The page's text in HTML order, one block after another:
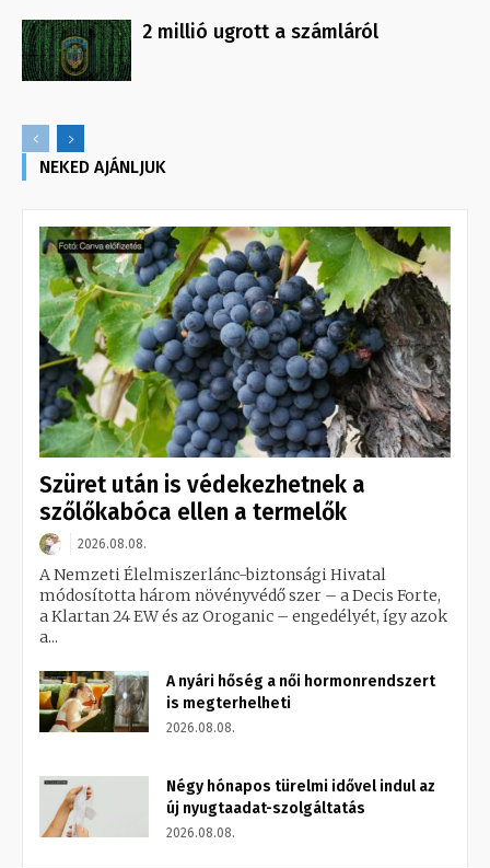
2 millió ugrott a számláról
NEKED AJÁNLJUK
Szüret után is védekezhetnek a
szőlőkabóca ellen a termelők
2026.08.08.
A Nemzeti Élelmiszerlánc-biztonsági Hivatal
módosította három növényvédő szer – a Decis Forte,
a Klartan 24 EW és az Oroganic – engedélyét, így azok
a...
A nyári hőség a női hormonrendszert
is megterhelheti
2026.08.08.
Négy hónapos türelmi idővel indul az
új nyugtaadat-szolgáltatás
2026.08.08.